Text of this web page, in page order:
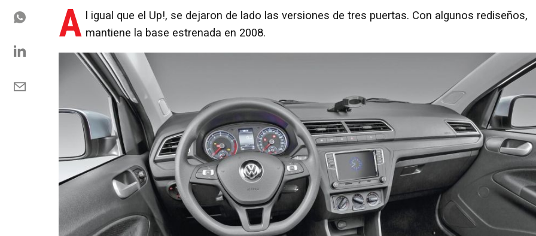
A l igual que el Up!, se dejaron de lado las versiones de tres puertas. Con algunos rediseños,
mantiene la base estrenada en 2008.